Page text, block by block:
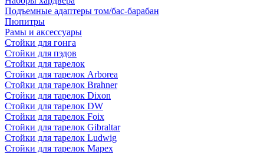
Подъемные адаптеры том/бас-барабан
Пюпитры
Рамы и аксессуары
Стойки для гонга
Стойки для пэдов
Стойки для тарелок
Стойки для тарелок Arborea
Стойки для тарелок Brahner
Стойки для тарелок Dixon
Стойки для тарелок DW
Стойки для тарелок Foix
Стойки для тарелок Gibraltar
Стойки для тарелок Ludwig
Стойки для тарелок Mapex